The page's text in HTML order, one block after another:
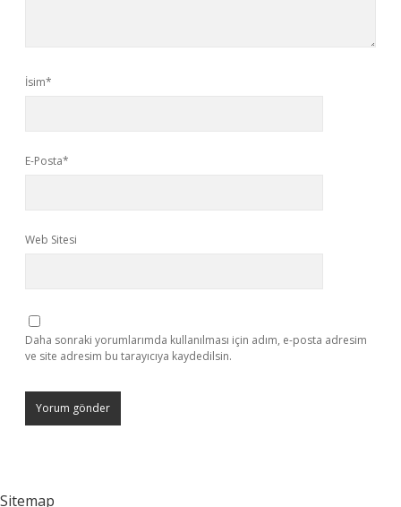
İsim*
E-Posta*
Web Sitesi
Daha sonraki yorumlarımda kullanılması için adım, e-posta adresim
ve site adresim bu tarayıcıya kaydedilsin.
Sitemap